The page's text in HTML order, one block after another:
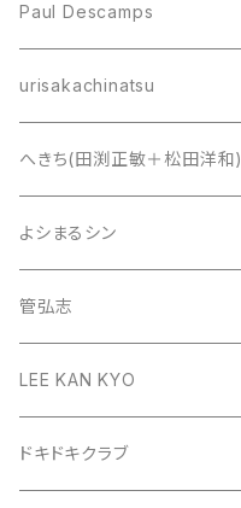
Paul Descamps
urisakachinatsu
へきち(田渕正敏＋松田洋和)
よシまるシン
管弘志
LEE KAN KYO
ドキドキクラブ